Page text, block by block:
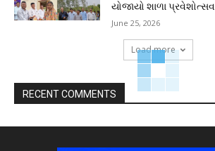
યોજાયો શાળા પ્રવેશોત્સવ
June 25, 2026
Load more
RECENT COMMENTS